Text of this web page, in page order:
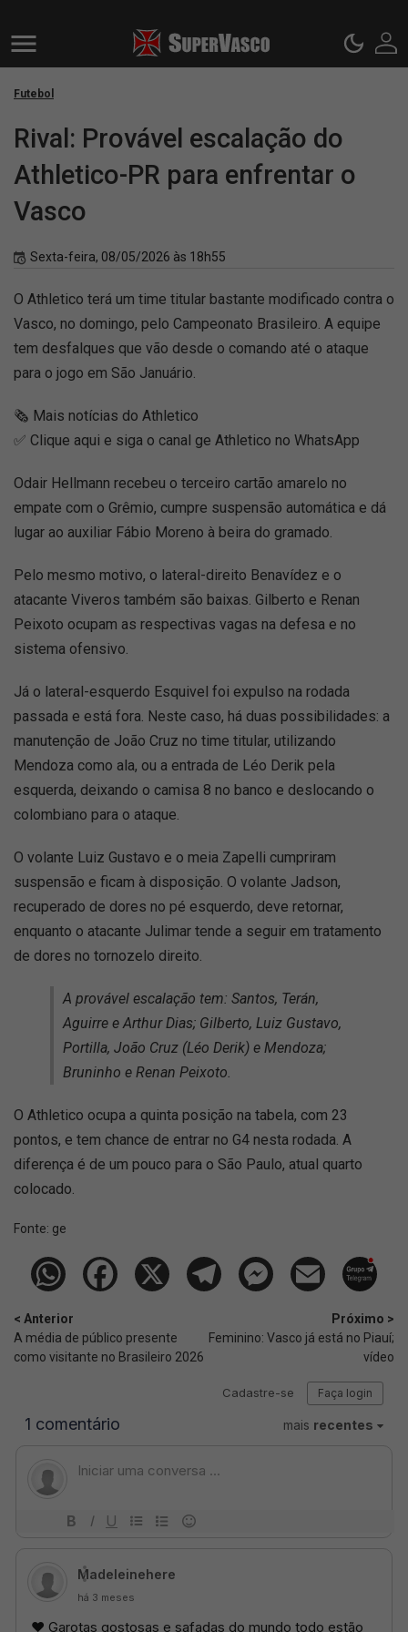
Futebol
Rival: Provável escalação do
Athletico-PR para enfrentar o
Vasco
Sexta-feira, 08/05/2026 às 18h55
O Athletico terá um time titular bastante modificado contra o
Vasco, no domingo, pelo Campeonato Brasileiro. A equipe
tem desfalques que vão desde o comando até o ataque
para o jogo em São Januário.
🗞️ Mais notícias do Athletico
✅ Clique aqui e siga o canal ge Athletico no WhatsApp
Odair Hellmann recebeu o terceiro cartão amarelo no
empate com o Grêmio, cumpre suspensão automática e dá
lugar ao auxiliar Fábio Moreno à beira do gramado.
Pelo mesmo motivo, o lateral-direito Benavídez e o
atacante Viveros também são baixas. Gilberto e Renan
Peixoto ocupam as respectivas vagas na defesa e no
sistema ofensivo.
Já o lateral-esquerdo Esquivel foi expulso na rodada
passada e está fora. Neste caso, há duas possibilidades: a
manutenção de João Cruz no time titular, utilizando
Mendoza como ala, ou a entrada de Léo Derik pela
esquerda, deixando o camisa 8 no banco e deslocando o
colombiano para o ataque.
O volante Luiz Gustavo e o meia Zapelli cumpriram
suspensão e ficam à disposição. O volante Jadson,
recuperado de dores no pé esquerdo, deve retornar,
enquanto o atacante Julimar tende a seguir em tratamento
de dores no tornozelo direito.
A provável escalação tem: Santos, Terán,
Aguirre e Arthur Dias; Gilberto, Luiz Gustavo,
Portilla, João Cruz (Léo Derik) e Mendoza;
Bruninho e Renan Peixoto.
O Athletico ocupa a quinta posição na tabela, com 23
pontos, e tem chance de entrar no G4 nesta rodada. A
diferença é de um pouco para o São Paulo, atual quarto
colocado.
Fonte: ge
< Anterior
A média de público presente
como visitante no Brasileiro 2026
Próximo >
Feminino: Vasco já está no Piauí;
vídeo